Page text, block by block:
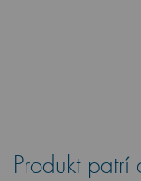
Produkt